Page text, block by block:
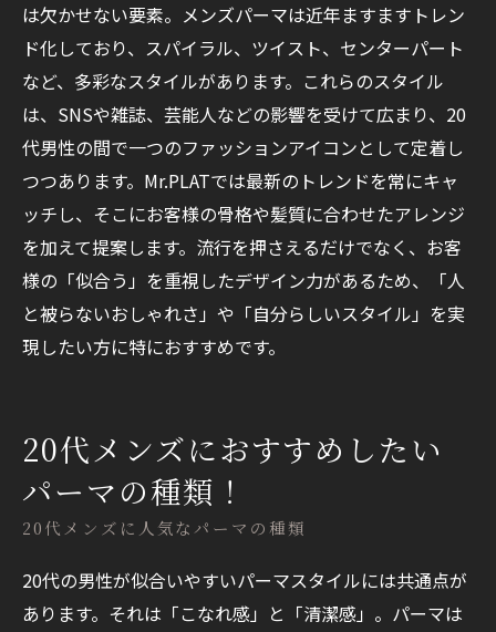
は欠かせない要素。メンズパーマは近年ますますトレン
ド化しており、スパイラル、ツイスト、センターパート
など、多彩なスタイルがあります。これらのスタイル
は、SNSや雑誌、芸能人などの影響を受けて広まり、20
代男性の間で一つのファッションアイコンとして定着し
つつあります。Mr.PLATでは最新のトレンドを常にキャ
ッチし、そこにお客様の骨格や髪質に合わせたアレンジ
を加えて提案します。流行を押さえるだけでなく、お客
様の「似合う」を重視したデザイン力があるため、「人
と被らないおしゃれさ」や「自分らしいスタイル」を実
現したい方に特におすすめです。
20代メンズに人気なパーマの種類
20代メンズにおすすめしたい
パーマの種類！
20代の男性が似合いやすいパーマスタイルには共通点が
あります。それは「こなれ感」と「清潔感」。パーマは